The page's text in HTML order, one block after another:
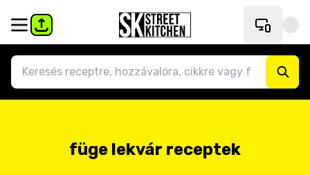
füge lekvár receptek